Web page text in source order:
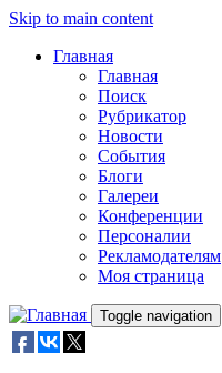
Skip to main content
Главная
Главная
Поиск
Рубрикатор
Новости
События
Блоги
Галереи
Конференции
Персоналии
Рекламодателям
Моя страница
Toggle navigation